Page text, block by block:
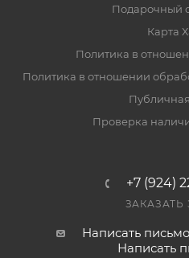
Подарочный
Карта
Политика в
Политика в отношении
Проверка
+7 (924)
ЗАКАЗАТЬ
Написать
Написать